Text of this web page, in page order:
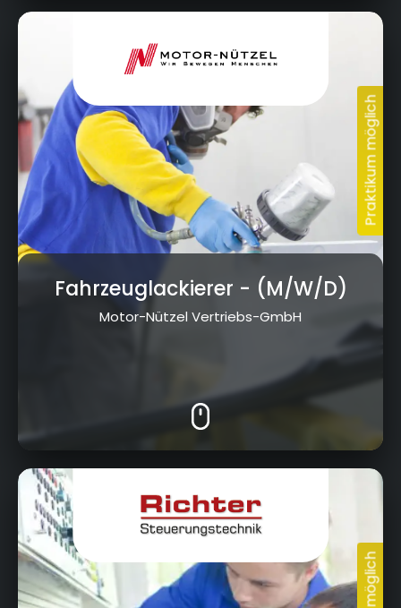
Nürnberger Str. 95, 95448 Bayreuth
Fahrzeuglackierer - (M/W/D)
Motor-Nützel Vertriebs-GmbH
Körzendorf 52, 95491 Ahorntal